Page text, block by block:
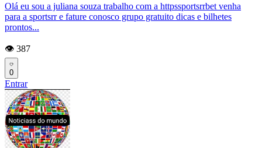
Olá eu sou a juliana souza trabalho com a httpssportsrrbet venha
para a sportsrr e fature conosco grupo gratuito dicas e bilhetes
prontos...
👁️ 387
0
Entrar